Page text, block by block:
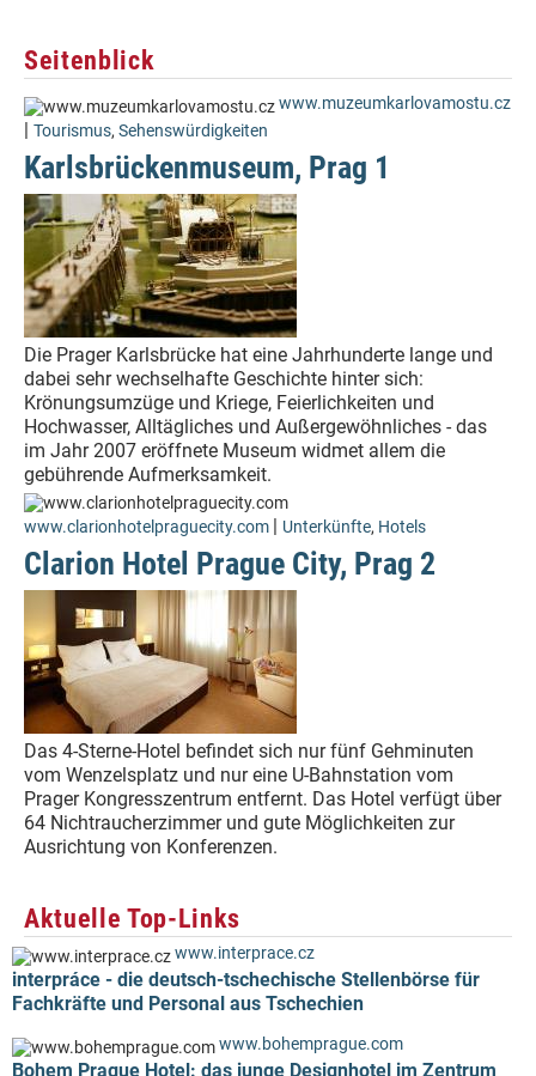
Seitenblick
www.muzeumkarlovamostu.cz
| Tourismus, Sehenswürdigkeiten
Karlsbrückenmuseum, Prag 1
Die Prager Karlsbrücke hat eine Jahrhunderte lange und
dabei sehr wechselhafte Geschichte hinter sich:
Krönungsumzüge und Kriege, Feierlichkeiten und
Hochwasser, Alltägliches und Außergewöhnliches - das
im Jahr 2007 eröffnete Museum widmet allem die
gebührende Aufmerksamkeit.
www.clarionhotelpraguecity.com | Unterkünfte, Hotels
Clarion Hotel Prague City, Prag 2
Das 4-Sterne-Hotel befindet sich nur fünf Gehminuten
vom Wenzelsplatz und nur eine U-Bahnstation vom
Prager Kongresszentrum entfernt. Das Hotel verfügt über
64 Nichtraucherzimmer und gute Möglichkeiten zur
Ausrichtung von Konferenzen.
Aktuelle Top-Links
www.interprace.cz
interpráce - die deutsch-tschechische Stellenbörse für
Fachkräfte und Personal aus Tschechien
www.bohemprague.com
Bohem Prague Hotel: das junge Designhotel im Zentrum